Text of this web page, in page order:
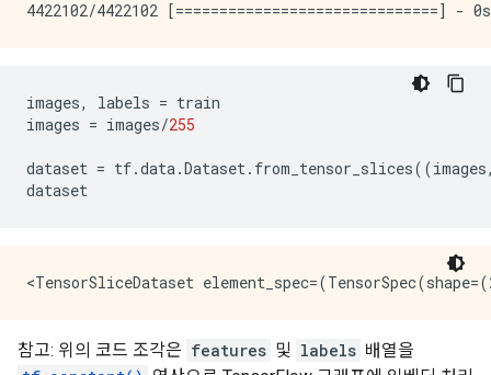
images, labels = train
images = images/255
dataset = tf.data.Dataset. from_tensor_slices((images
dataset
참고: 위의 코드 조각은 features 및 labels 배열을